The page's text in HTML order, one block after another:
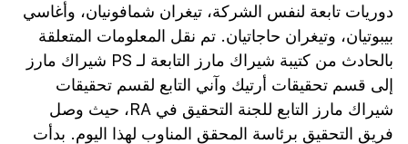
دوريات تابعة لنفس الشركة، تيغران شمافونيان، وأغاسي
بيبوتيان، وتيغران حاجاتيان. تم نقل المعلومات المتعلقة
بالحادث من كتيبة شيراك مارز التابعة لـ PS شيراك مارز
إلى قسم تحقيقات أرتيك وآني التابع لقسم تحقيقات
شيراك مارز التابع للجنة التحقيق في RA، حيث وصل
فريق التحقيق برئاسة المحقق المناوب لهذا اليوم. بدأت